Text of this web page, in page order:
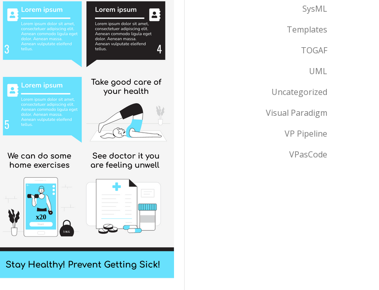
SysML
Templates
TOGAF
UML
Uncategorized
Visual Paradigm
VP Pipeline
VPasCode